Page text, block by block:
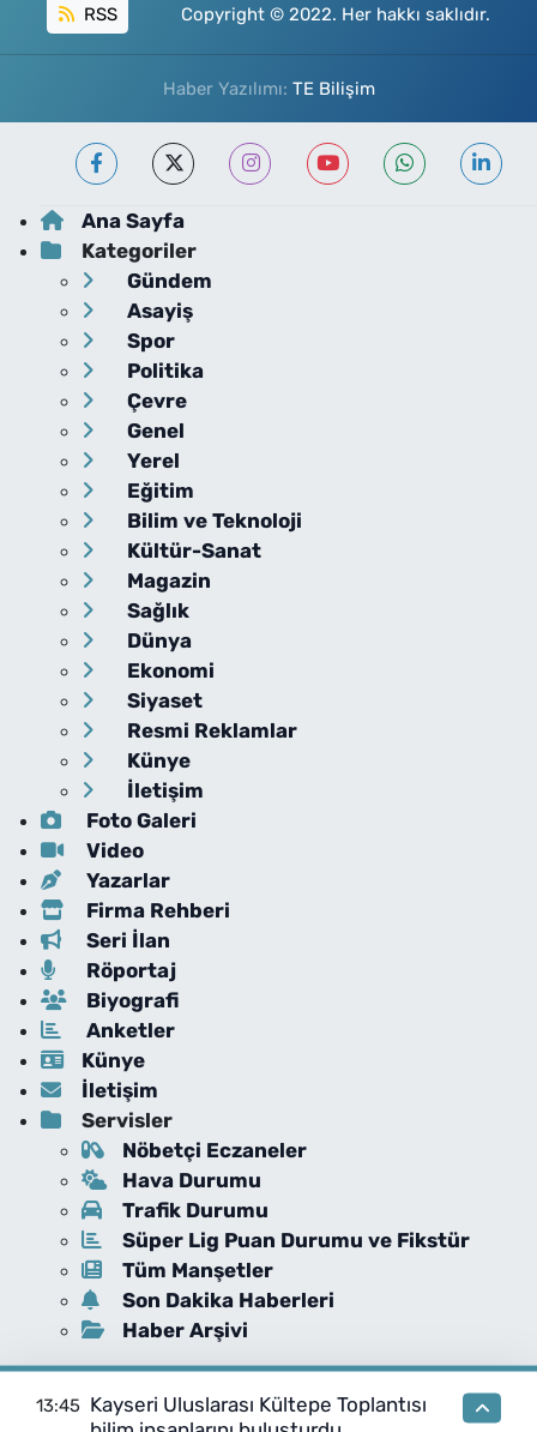
RSS Copyright © 2022. Her hakkı saklıdır.
Haber Yazılımı: TE Bilişim
Ana Sayfa
Kategoriler
Gündem
Asayiş
Spor
Politika
Çevre
Genel
Yerel
Eğitim
Bilim ve Teknoloji
Kültür-Sanat
Magazin
Sağlık
Dünya
Ekonomi
Siyaset
Resmi Reklamlar
Künye
İletişim
Foto Galeri
Video
Yazarlar
Firma Rehberi
Seri İlan
Röportaj
Biyografi
Anketler
Künye
İletişim
Servisler
Nöbetçi Eczaneler
Hava Durumu
Trafik Durumu
Süper Lig Puan Durumu ve Fikstür
Tüm Manşetler
Son Dakika Haberleri
Haber Arşivi
13:45 Kayseri Uluslarası Kültepe Toplantısı